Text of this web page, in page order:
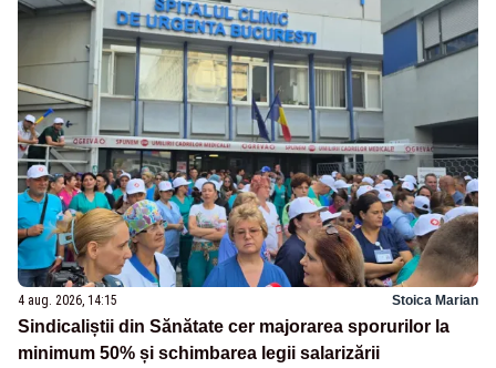
4 aug. 2026, 14:15 Stoica Marian
Sindicaliștii din Sănătate cer majorarea sporurilor la
minimum 50% și schimbarea legii salarizării